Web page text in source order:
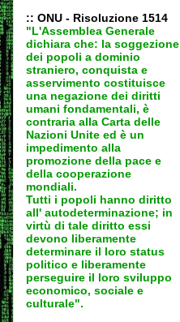
:: ONU - Risoluzione 1514
"L'Assemblea Generale
dichiara che: la soggezione
dei popoli a dominio
straniero, conquista e
asservimento costituisce
una negazione dei diritti
umani fondamentali, è
contraria alla Carta delle
Nazioni Unite ed è un
impedimento alla
promozione della pace e
della cooperazione
mondiali.
Tutti i popoli hanno diritto
all' autodeterminazione; in
virtù di tale diritto essi
devono liberamente
determinare il loro status
politico e liberamente
perseguire il loro sviluppo
economico, sociale e
culturale".